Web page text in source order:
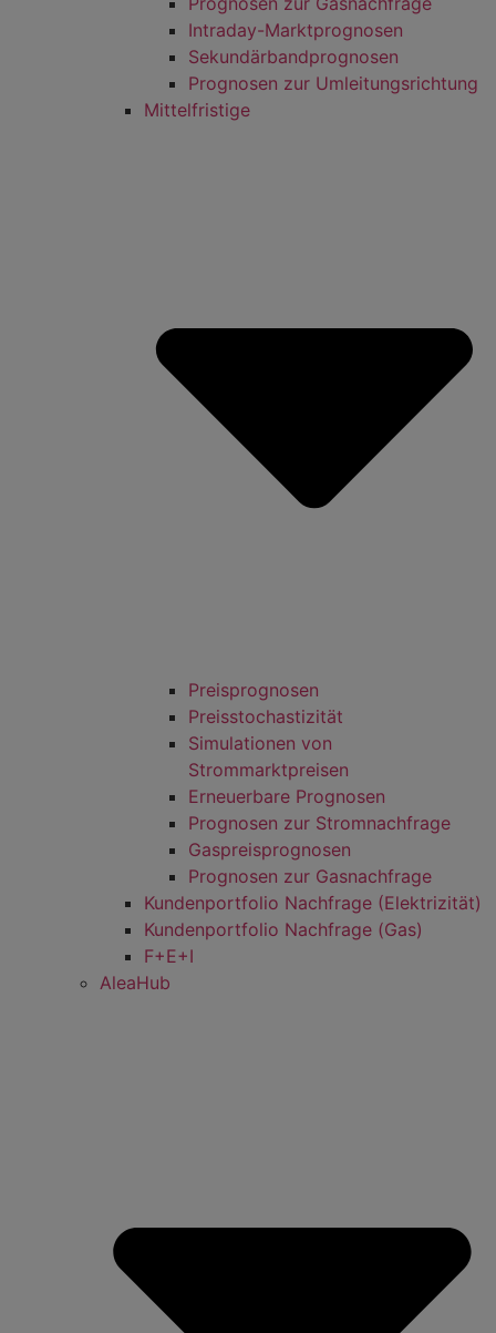
Intraday-Marktprognosen
Sekundärbandprognosen
Prognosen zur Umleitungsrichtung
Mittelfristige
Preisprognosen
Preisstochastizität
Simulationen von
Strommarktpreisen
Erneuerbare Prognosen
Prognosen zur Stromnachfrage
Gaspreisprognosen
Prognosen zur Gasnachfrage
Kundenportfolio Nachfrage (Elektrizität)
Kundenportfolio Nachfrage (Gas)
F+E+I
AleaHub